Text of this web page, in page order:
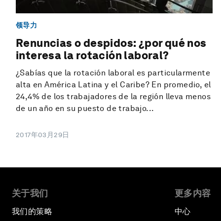
领导力
Renuncias o despidos: ¿por qué nos
interesa la rotación laboral?
¿Sabías que la rotación laboral es particularmente
alta en América Latina y el Caribe? En promedio, el
24,4% de los trabajadores de la región lleva menos
de un año en su puesto de trabajo...
2017年03月29日
关于我们
我们的策略
更多内容
中心